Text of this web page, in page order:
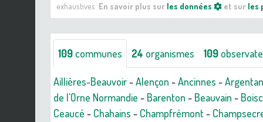
exhaustives. En savoir plus sur les données et sur les
109 communes 24 organismes 109
Aillières-Beauvoir-Alençon -Ancinnes -Argentan
de l'Orne Normandie - Barenton - Beauvain -
Ceaucé - Chahains - Champfrémont-